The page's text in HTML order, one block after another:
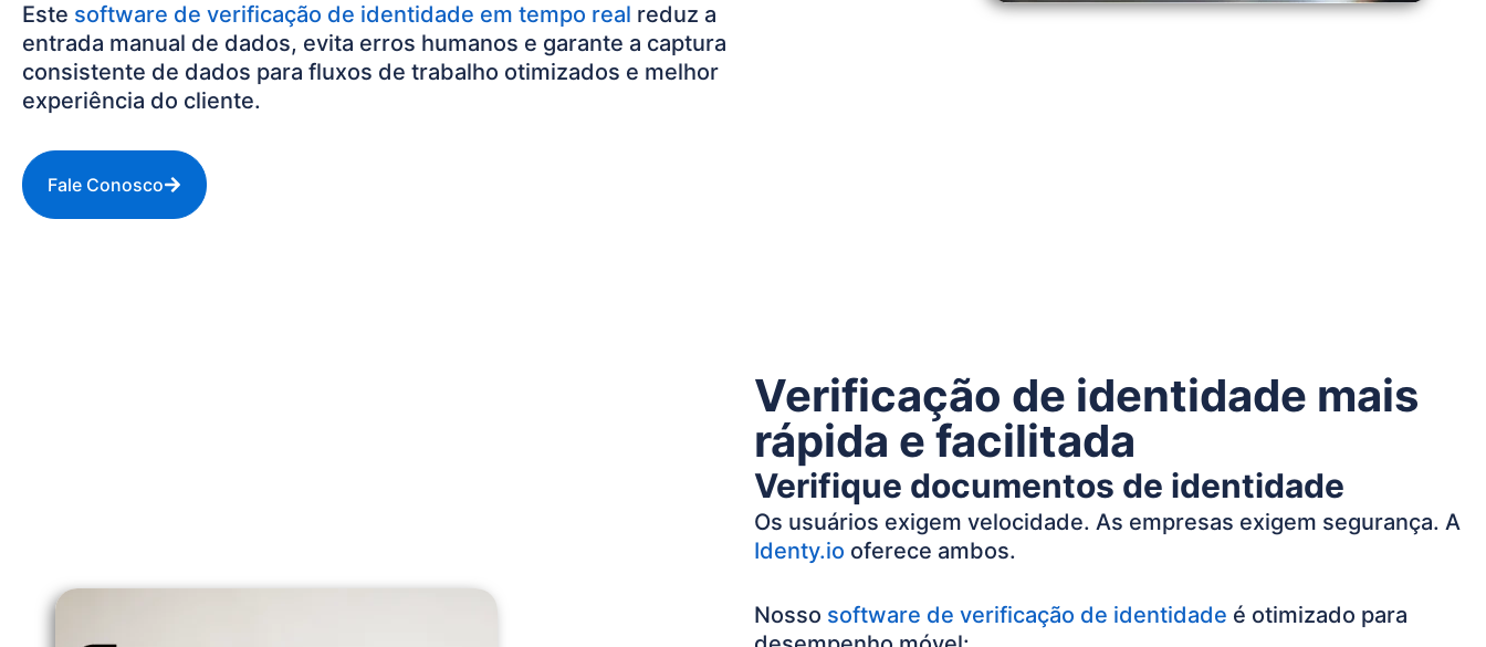
Este software de verificação de identidade em tempo real reduz a
entrada manual de dados, evita erros humanos e garante a captura
consistente de dados para fluxos de trabalho otimizados e melhor
experiência do cliente.
Fale Conosco
Verificação de identidade mais
rápida e facilitada
Verifique documentos de identidade
Os usuários exigem velocidade. As empresas exigem segurança. A
Identy.io oferece ambos.
Nosso software de verificação de identidade é otimizado para